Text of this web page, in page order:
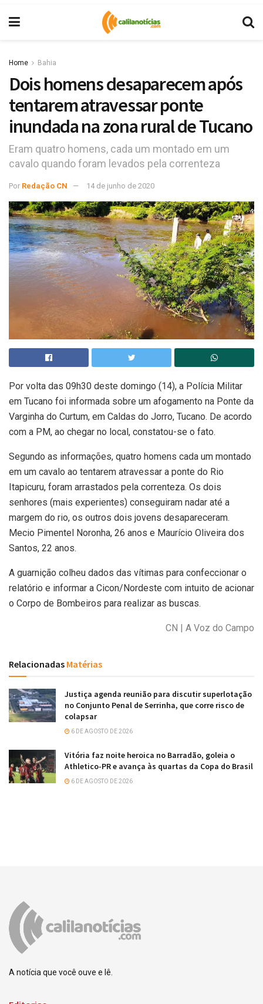
Home Bahia
Dois homens desaparecem após
tentarem atravessar ponte
inundada na zona rural de Tucano
Eram quatro homens, cada um montado em um
cavalo quando foram levados pela correnteza
Por Redação CN 14 de junho de 2020
Por volta das 09h30 deste domingo (14), a Polícia Militar
em Tucano foi informada sobre um afogamento na Ponte da
Varginha do Curtum, em Caldas do Jorro, Tucano. De acordo
com a PM, ao chegar no local, constatou-se o fato.
Segundo as informações, quatro homens cada um montado
em um cavalo ao tentarem atravessar a ponte do Rio
Itapicuru, foram arrastados pela correnteza. Os dois
senhores (mais experientes) conseguiram nadar até a
margem do rio, os outros dois jovens desapareceram.
Mecio Pimentel Noronha, 26 anos e Maurício Oliveira dos
Santos, 22 anos.
A guarnição colheu dados das vítimas para confeccionar o
relatório e informar a Cicon/Nordeste com intuito de acionar
o Corpo de Bombeiros para realizar as buscas.
CN | A Voz do Campo
Relacionadas Matérias
Justiça agenda reunião para discutir superlotação
no Conjunto Penal de Serrinha, que corre risco de
colapsar
6 DE AGOSTO DE 2026
Vitória faz noite heroica no Barradão, goleia o
Athletico-PR e avança às quartas da Copa do Brasil
6 DE AGOSTO DE 2026
A notícia que você ouve e lê.